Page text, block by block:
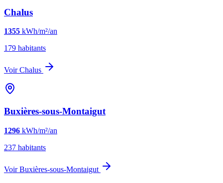
Chalus
1355 kWh/m²/an
179 habitants
VoirChalus
Buxières-sous-Montaigut
1296 kWh/m²/an
237 habitants
VoirBuxières-sous-Montaigut